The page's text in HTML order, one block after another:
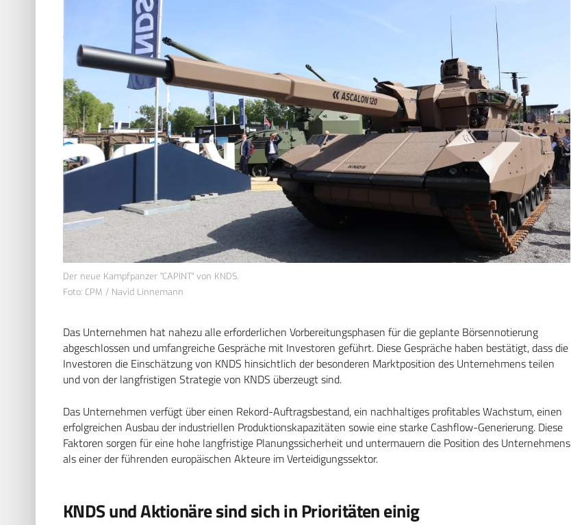
Der neue Kampfpanzer "CAPINT" von KNDS.
Foto: CPM / Navid Linnemann
Das Unternehmen hat nahezu alle erforderlichen Vorbereitungsphasen für die geplante Börsennotierung
abgeschlossen und umfangreiche Gespräche mit Investoren geführt. Diese Gespräche haben bestätigt, dass die
Investoren die Einschätzung von KNDS hinsichtlich der besonderen Marktposition des Unternehmens teilen
und von der langfristigen Strategie von KNDS überzeugt sind.
Das Unternehmen verfügt über einen Rekord-Auftragsbestand, ein nachhaltiges profitables Wachstum, einen
erfolgreichen Ausbau der industriellen Produktionskapazitäten sowie eine starke Cashflow-Generierung. Diese
Faktoren sorgen für eine hohe langfristige Planungssicherheit und untermauern die Position des Unternehmens
als einer der führenden europäischen Akteure im Verteidigungssektor.
KNDS und Aktionäre sind sich in Prioritäten einig